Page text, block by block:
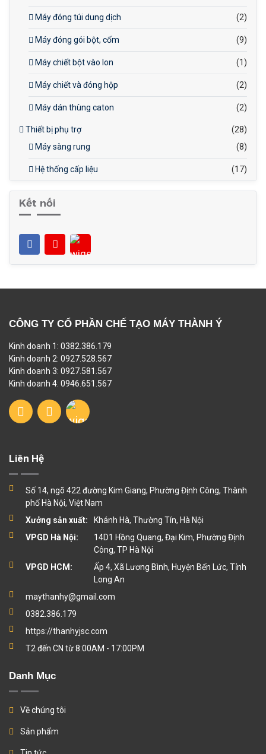
Máy đóng túi dung dịch (2)
Máy đóng gói bột, cốm (9)
Máy chiết bột vào lon (1)
Máy chiết và đóng hộp (2)
Máy dán thùng caton (2)
Thiết bị phụ trợ
(28)
Máy sàng rung
(8)
Hệ thống cấp liệu (17)
Kết nối
CÔNG TY CỔ PHẦN CHẾ TẠO MÁY THÀNH Ý
Kinh doanh 1: 0382.386.179
Kinh doanh 2: 0927.528.567
Kinh doanh 3: 0927.581.567
Kinh doanh 4: 0946.651.567
Liên Hệ
Số 14, ngõ 422 đường Kim Giang, Phường Định Công, Thành
phố Hà Nội, Việt Nam
Xưởng sản xuất:
Khánh Hà, Thường Tín, Hà Nội
VPGD Hà Nội:
14D1 Hồng Quang, Đại Kim, Phường Định
Công, TP Hà Nội
VPGD HCM:
Ấp 4, Xã Lương Bình, Huyện Bến Lức, Tỉnh
Long An
maythanhy@gmail.com
0382.386.179
https://thanhyjsc.com
T2 đến CN từ 8:00AM - 17:00PM
Danh Mục
Về chúng tôi
Sản phẩm